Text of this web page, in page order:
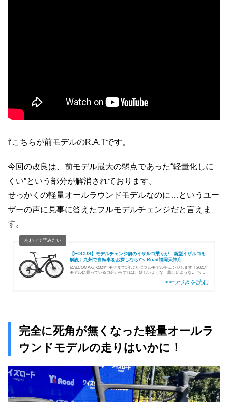
⇧こちらが前モデルのR.A.Tです。
今回の改良は、前モデル最大の弱点であった“軽量化しに
くい”という部分が解消されております。
せっかくの軽量オールラウンドモデルなのに…というユー
ザーの声に見事に答えたフルモデルチェンジだと言えま
す。
【FOCUS】モデルチェンジ前のイザルコ乗りが、新型イザルコを
解説 | 九州で自転車をお探しならY's Road福岡天神店
IZALCOMAXが2024年モデルで5年ぶりにフルモデルチェンジします！2021年
モデルに乗っている自分からすれば、嬉しいような、悲しいような… ちな
完全に死角が無くなった軽量オールラ
ウンドモデルの走りはいかに！